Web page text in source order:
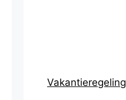
Vakantieregeling